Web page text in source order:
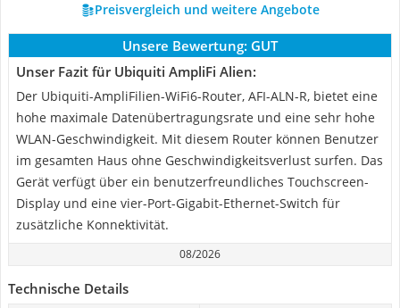
Preisvergleich und weitere Angebote
Unsere Bewertung: GUT
Unser Fazit für Ubiquiti AmpliFi Alien:
Der Ubiquiti-AmpliFilien-WiFi6-Router, AFI-ALN-R, bietet eine
hohe maximale Datenübertragungsrate und eine sehr hohe
WLAN-Geschwindigkeit. Mit diesem Router können Benutzer
im gesamten Haus ohne Geschwindigkeitsverlust surfen. Das
Gerät verfügt über ein benutzerfreundliches Touchscreen-
Display und eine vier-Port-Gigabit-Ethernet-Switch für
zusätzliche Konnektivität.
08/2026
Technische Details